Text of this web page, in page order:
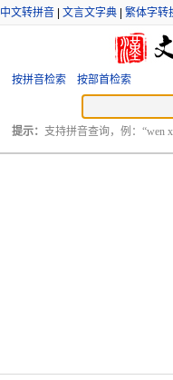
中文转拼音 文言文字典 繁体字转
按拼音检索 按部首检索
提示： 支持拼音查询，例：“wen